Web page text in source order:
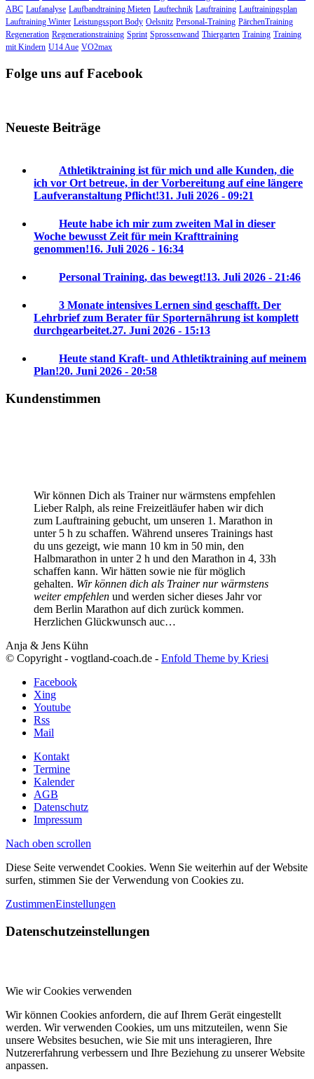
ABC Laufanalyse Laufbandtraining Mieten Lauftechnik Lauftraining Lauftrainingsplan
Lauftraining Winter Leistungssport Body Oelsnitz Personal-Training PärchenTraining
Regeneration Regenerationstraining Sprint Sprossenwand Thiergarten Training Training
mit Kindern U14 Aue VO2max
Folge uns auf Facebook
Neueste Beiträge
Athletiktraining ist für mich und alle Kunden, die
ich vor Ort betreue, in der Vorbereitung auf eine längere
Laufveranstaltung Pflicht!31. Juli 2026 - 09:21
Heute habe ich mir zum zweiten Mal in dieser
Woche bewusst Zeit für mein Krafttraining
genommen!16. Juli 2026 - 16:34
Personal Training, das bewegt!13. Juli 2026 - 21:46
3 Monate intensives Lernen sind geschafft. Der
Lehrbrief zum Berater für Sporternährung ist komplett
durchgearbeitet.27. Juni 2026 - 15:13
Heute stand Kraft- und Athletiktraining auf meinem
Plan!20. Juni 2026 - 20:58
Kundenstimmen
Wir können Dich als Trainer nur wärmstens empfehlen
Lieber Ralph, als reine Freizeitläufer haben wir dich
zum Lauftraining gebucht, um unseren 1. Marathon in
unter 5 h zu schaffen. Während unseres Trainings hast
du uns gezeigt, wie mann 10 km in 50 min, den
Halbmarathon in unter 2 h und den Marathon in 4, 33h
schaffen kann. Wir hätten sowie nie für möglich
gehalten. Wir können dich als Trainer nur wärmstens
weiter empfehlen und werden sicher dieses Jahr vor
dem Berlin Marathon auf dich zurück kommen.
Herzlichen Glückwunsch auc…
Anja & Jens Kühn
© Copyright - vogtland-coach.de - Enfold Theme by Kriesi
Facebook
Xing
Youtube
Rss
Mail
Kontakt
Termine
Kalender
AGB
Datenschutz
Impressum
Nach oben scrollen
Diese Seite verwendet Cookies. Wenn Sie weiterhin auf der Website
surfen, stimmen Sie der Verwendung von Cookies zu.
ZustimmenEinstellungen
Datenschutzeinstellungen
Wie wir Cookies verwenden
Wir können Cookies anfordern, die auf Ihrem Gerät eingestellt
werden. Wir verwenden Cookies, um uns mitzuteilen, wenn Sie
unsere Websites besuchen, wie Sie mit uns interagieren, Ihre
Nutzererfahrung verbessern und Ihre Beziehung zu unserer Website
anpassen.